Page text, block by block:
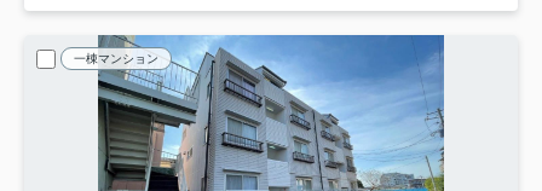
一棟マンション